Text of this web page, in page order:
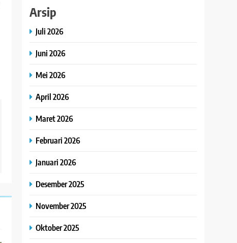
Arsip
Juli 2026
Juni 2026
Mei 2026
April 2026
Maret 2026
Februari 2026
Januari 2026
Desember 2025
November 2025
Oktober 2025